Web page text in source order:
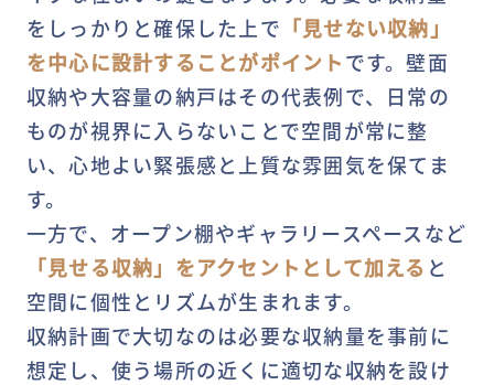
をしっかりと確保した上で 「見せない収納」
を中心に設計することがポイントです。壁面
収納や大容量の納戸はその代表例で、日常の
ものが視界に入らないことで空間が常に整
い、心地よい緊張感と上質な雰囲気を保てま
す。
一方で、オープン棚やギャラリースペースなど
「見せる収納」をアクセントとして加える と
空間に個性とリズムが生まれます。
収納計画で大切なのは必要な収納量を事前に
想定し、使う場所の近くに適切な収納を設け